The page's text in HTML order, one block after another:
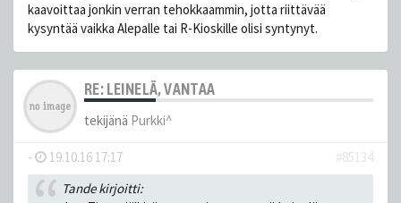
kaavoittaa jonkin verran tehokkaammin, jotta riittävää
kysyntää vaikka Alepalle tai R-Kioskille olisi syntynyt.
RE: LEINELÄ, VANTAA
tekijänä Purkki^
- 19.10.16 17:17
#85134
Tande kirjoitti: